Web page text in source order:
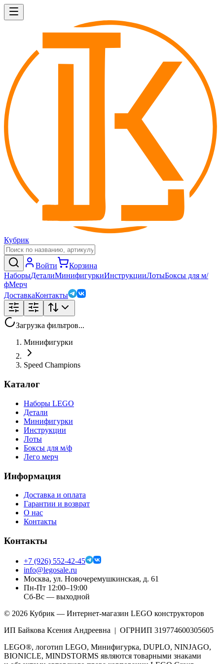
Кубрик
Войти
Корзина
НаборыДеталиМинифигуркиИнструкцииЛотыБоксы для м/
фМерч
ДоставкаКонтакты
Загрузка фильтров...
Минифигурки
Speed Champions
Каталог
Наборы LEGO
Детали
Минифигурки
Инструкции
Лоты
Боксы для м/ф
Лего мерч
Информация
Доставка и оплата
Гарантии и возврат
О нас
Контакты
Контакты
+7 (926) 552-42-45
info@legosale.ru
Москва, ул. Новочеремушкинская, д. 61
Пн-Пт 12:00–19:00
Сб-Вс — выходной
© 2026 Кубрик — Интернет-магазин LEGO конструкторов
ИП Байкова Ксения Андреевна | ОГРНИП 319774600305605
LEGO®, логотип LEGO, Минифигурка, DUPLO, NINJAGO,
BIONICLE, MINDSTORMS являются товарными знаками